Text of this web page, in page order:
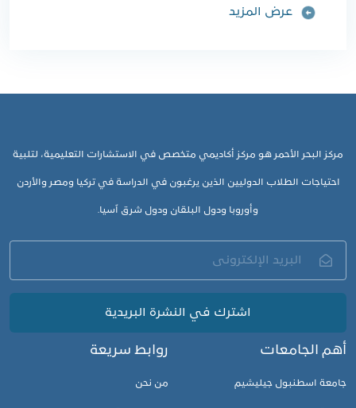
عرض المزيد
مركز البحر الأحمر هو مركز أكاديمي متخصص في الاستشارات التعليمية، لتلبية
احتياجات الطلاب الدوليين الذين يرغبون في الدراسة في تركيا ومصر والأردن
وأوروبا ودول البلقان ودول شرق آسيا.
اشترك في النشرة البريدية
أهم الجامعات
جامعة اسطنبول جيليشيم
روابط سريعة
من نحن